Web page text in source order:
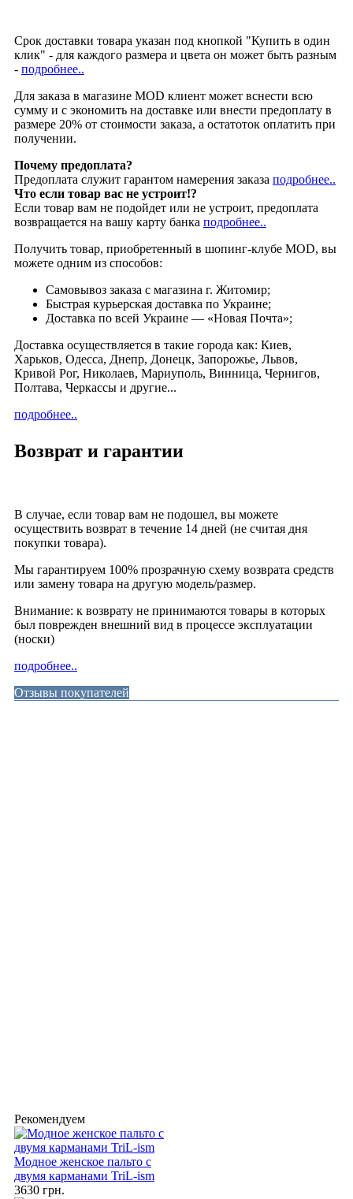
Срок доставки товара указан под кнопкой "Купить в один
клик" - для каждого размера и цвета он может быть разным
- подробнее..
Для заказа в магазине MOD клиент может вснести всю
сумму и с экономить на доставке или внести предоплату в
размере 20% от стоимости заказа, а остатоток оплатить при
получении.
Почему предоплата?
Предоплата служит гарантом намерения заказа подробнее..
Что если товар вас не устроит!?
Если товар вам не подойдет или не устроит, предоплата
возвращается на вашу карту банка подробнее..
Получить товар, приобретенный в шопинг-клубе MOD, вы
можете одним из способов:
Cамовывоз заказа с магазина г. Житомир;
Быстрая курьерская доставка по Украине;
Доставка по всей Украине — «Новая Почта»;
Доставка осуществляется в такие города как: Киев,
Харьков, Одесса, Днепр, Донецк, Запорожье, Львов,
Кривой Рог, Николаев, Мариуполь, Винница, Чернигов,
Полтава, Черкассы и другие...
подробнее..
Возврат и гарантии
В случае, если товар вам не подошел, вы можете
осуществить возврат в течение 14 дней (не считая дня
покупки товара).
Мы гарантируем 100% прозрачную схему возврата средств
или замену товара на другую модель/размер.
Внимание: к возврату не принимаются товары в которых
был поврежден внешний вид в процессе эксплуатации
(носки)
подробнее..
Отзывы покупателей
Рекомендуем
Модное женское пальто с
двумя карманами TriL-ism
3630 грн.